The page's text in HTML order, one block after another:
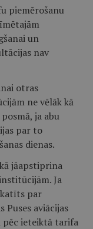
piemērošanu
un
nav
otras
ne vēlāk kā
ja abu
par to
dienas.
jāapstiprina
Ja
par
Puses aviācijas
pēc ieteiktā tarifa